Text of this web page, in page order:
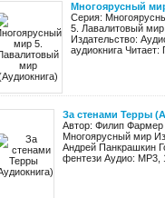
Многоярусный
Серия:
5. Лавалитовый
Издательство:
аудиокнига
За стенами Терры
Автор: Филип Фармер
Многоярусный мир
Андрей Панкрашкин
фентези Аудио: MP3,